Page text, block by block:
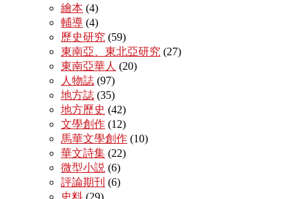
繪本 (4)
輔導 (4)
歷史研究 (59)
東南亞、東北亞研究 (27)
東南亞華人 (20)
人物誌 (97)
地方誌 (35)
地方歷史 (42)
文學創作 (12)
馬華文學創作 (10)
華文詩集 (22)
微型小説 (6)
評論期刊 (6)
史料 (29)